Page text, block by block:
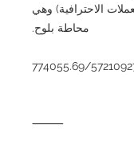
الاحترافية) وهي
محاطة بلوح.
⸻